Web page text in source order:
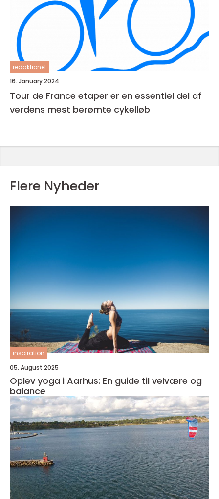
redaktionel
16. January 2024
Tour de France etaper er en essentiel del af
verdens mest berømte cykelløb
Flere Nyheder
inspiration
05. August 2025
Oplev yoga i Aarhus: En guide til velvære og
balance